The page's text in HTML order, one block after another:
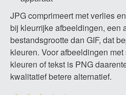
JPG comprimeert met verlies
bij kleurrijke afbeeldingen, een
bestandsgrootte dan GIF, dat
kleuren. Voor afbeeldingen
kleuren of tekst is PNG
kwalitatief betere alternatief.